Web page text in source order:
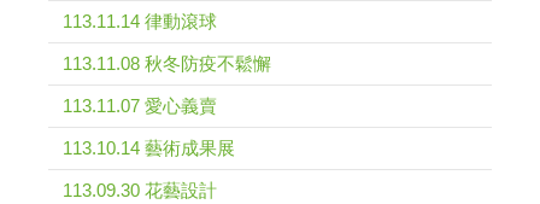
113.11.14 律動滾球
113.11.08 秋冬防疫不鬆懈
113.11.07 愛心義賣
113.10.14 藝術成果展
113.09.30 花藝設計